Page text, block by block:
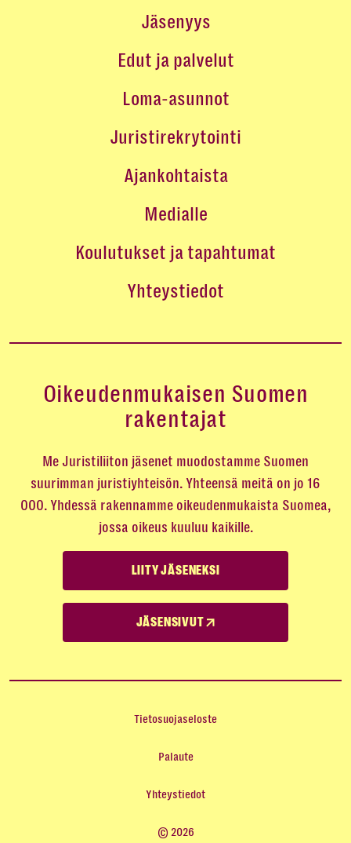
Jäsenyys
Edut ja palvelut
Loma-asunnot
Juristirekrytointi
Ajankohtaista
Medialle
Koulutukset ja tapahtumat
Yhteystiedot
Oikeudenmukaisen Suomen
rakentajat
Me Juristiliiton jäsenet muodostamme Suomen
suurimman juristiyhteisön. Yhteensä meitä on jo 16
000. Yhdessä rakennamme oikeudenmukaista Suomea,
jossa oikeus kuuluu kaikille.
LIITY JÄSENEKSI
JÄSENSIVUT
Tietosuojaseloste
Palaute
Yhteystiedot
© 2026